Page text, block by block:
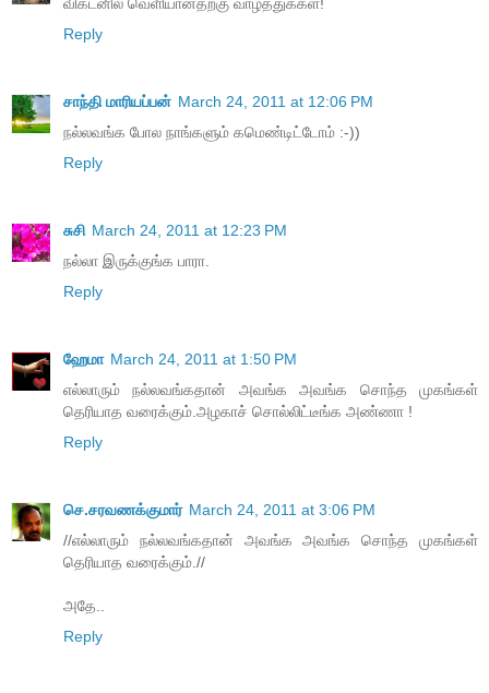
Reply
சாந்தி மாரியப்பன் March 24, 2011 at 12:06 PM
நல்லவங்க போல நாங்களும் கமெண்டிட்டோம் :-))
Reply
சுசி March 24, 2011 at 12:23 PM
நல்லா இருக்குங்க பாரா.
Reply
ஹேமா March 24, 2011 at 1:50 PM
எல்லாரும் நல்லவங்கதான் அவங்க அவங்க சொந்த முகங்கள்
தெரியாத வரைக்கும்.அழகாச் சொல்லிட்டீங்க அண்ணா !
Reply
செ.சரவணக்குமார் March 24, 2011 at 3:06 PM
//எல்லாரும் நல்லவங்கதான் அவங்க அவங்க சொந்த முகங்கள்
தெரியாத வரைக்கும்.//
அதே..
Reply